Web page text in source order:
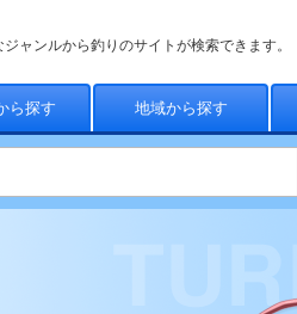
ャンルから釣りのサイトが検索できます。
ら探す 地域から探す